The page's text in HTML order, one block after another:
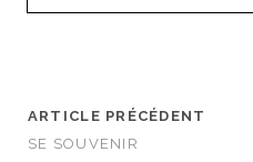
ARTICLE PRÉCÉDENT
SE SOUVENIR